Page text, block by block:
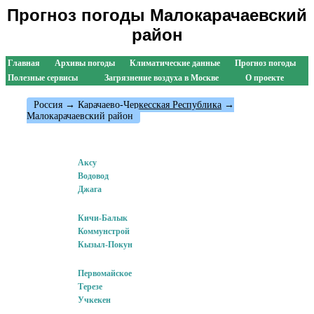
Прогноз погоды Малокарачаевский
район
Главная Архивы погоды Климатические данные
Прогноз погоды
Полезные сервисы
Загрязнение воздуха в Москве О проекте
Россия → Карачаево-Черкесская Республика →
Малокарачаевский район
Аксу
Водовод
Джага
Кичи-Балык
Коммунстрой
Кызыл-Покун
Первомайское
Терезе
Учкекен